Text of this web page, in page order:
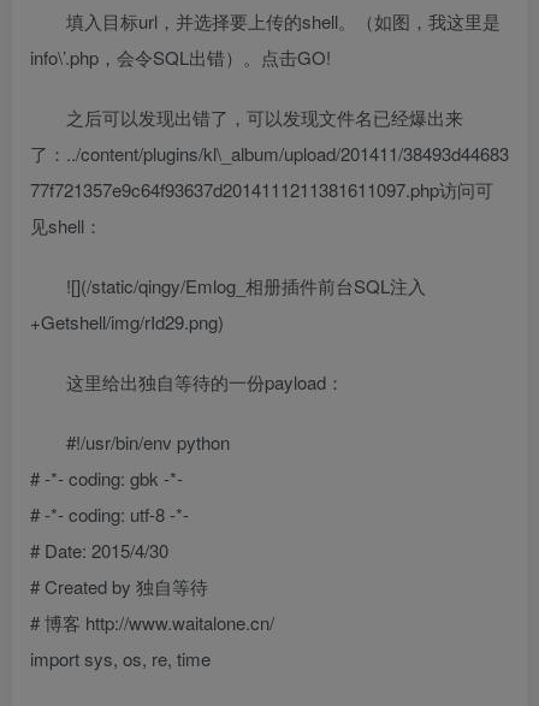
填入目标url，并选择要上传的shell。（如图，我这里是
info\’.php，会令SQL出错）。点击GO!
之后可以发现出错了，可以发现文件名已经爆出来
了：../content/plugins/kl\_album/upload/201411/38493d44683
77f721357e9c64f93637d2014111211381611097.php访问可
见shell：
![](/static/qingy/Emlog_相册插件前台SQL注入
+Getshell/img/rId29.png)
这里给出独自等待的一份payload：
#!/usr/bin/env python
# -*- coding: gbk -*-
# -*- coding: utf-8 -*-
# Date: 2015/4/30
# Created by 独自等待
# 博客 http://www.waitalone.cn/
import sys, os, re, time